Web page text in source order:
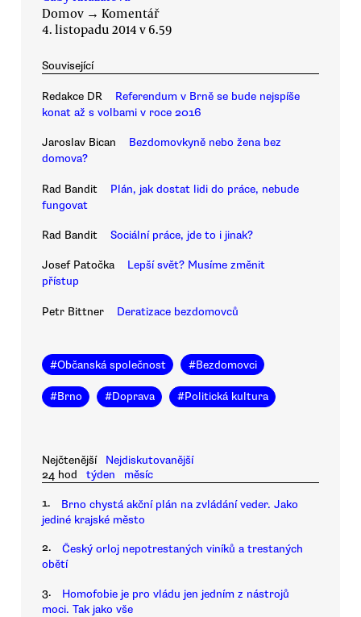
Domov → Komentář
4. listopadu 2014 v 6.59
Související
Redakce DR
Referendum v Brně se bude nejspíše
konat až s volbami v roce 2016
Jaroslav Bican
Bezdomovkyně nebo žena bez
domova?
Rad Bandit
Plán, jak dostat lidi do práce, nebude
fungovat
Rad Bandit Sociální práce, jde to i jinak?
Josef Patočka
Lepší svět? Musíme změnit
přístup
Petr Bittner Deratizace bezdomovců
#Občanská společnost #Bezdomovci
#Brno #Doprava #Politická kultura
Nejčtenější
Nejdiskutovanější
24 hod
týden měsíc
1.
Brno chystá akční plán na zvládání veder. Jako
jediné krajské město
2.
Český orloj nepotrestaných viníků a trestaných
obětí
3.
Homofobie je pro vládu jen jedním z nástrojů
moci. Tak jako vše